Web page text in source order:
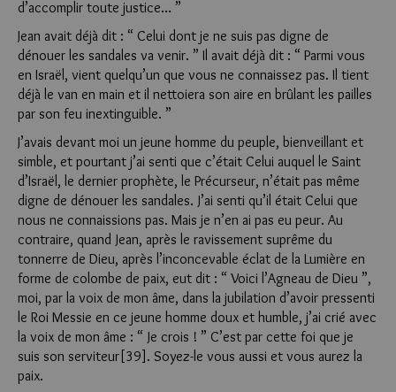
d’accomplir toute justice… ”
Jean avait déjà dit : “ Celui dont je ne suis pas digne de
dénouer les sandales va venir. ” Il avait déjà dit : “ Parmi vous
en Israël, vient quelqu’un que vous ne connaissez pas. Il tient
déjà le van en main et il nettoiera son aire en brûlant les pailles
par son feu inextinguible. ”
J’avais devant moi un jeune homme du peuple, bienveillant et
simble, et pourtant j’ai senti que c’était Celui auquel le Saint
d’Israël, le dernier prophète, le Précurseur, n’était pas même
digne de dénouer les sandales. J’ai senti qu’il était Celui que
nous ne connaissions pas. Mais je n’en ai pas eu peur. Au
contraire, quand Jean, après le ravissement suprême du
tonnerre de Dieu, après l’inconcevable éclat de la Lumière en
forme de colombe de paix, eut dit : “ Voici l’Agneau de Dieu ”,
moi, par la voix de mon âme, dans la jubilation d’avoir pressenti
le Roi Messie en ce jeune homme doux et humble, j’ai crié avec
la voix de mon âme : “ Je crois ! ” C’est par cette foi que je
suis son serviteur[39]. Soyez-le vous aussi et vous aurez la
paix.